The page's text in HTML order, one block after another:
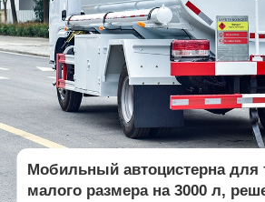
Мобильный автоцистерна для
малого размера на 3000 л,